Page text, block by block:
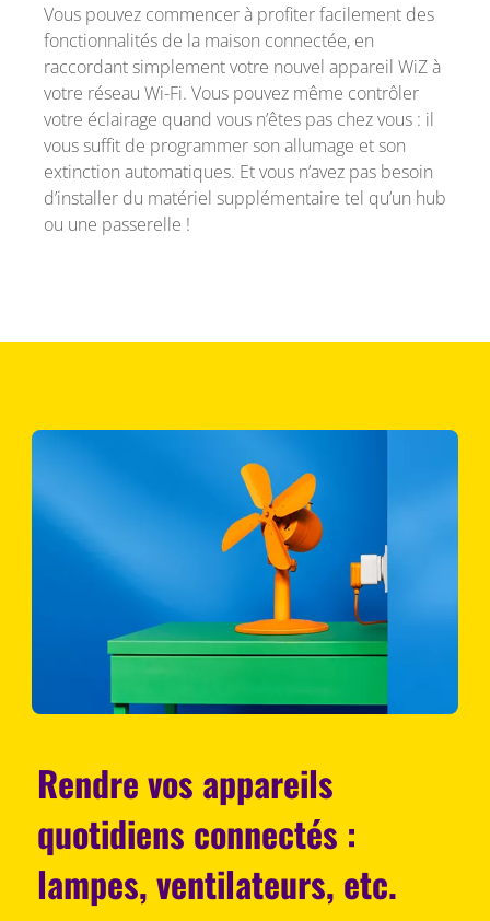
Vous pouvez commencer à profiter facilement des
fonctionnalités de la maison connectée, en
raccordant simplement votre nouvel appareil WiZ à
votre réseau Wi-Fi. Vous pouvez même contrôler
votre éclairage quand vous n’êtes pas chez vous : il
vous suffit de programmer son allumage et son
extinction automatiques. Et vous n’avez pas besoin
d’installer du matériel supplémentaire tel qu’un hub
ou une passerelle !
Rendre vos appareils
quotidiens connectés :
lampes, ventilateurs, etc.